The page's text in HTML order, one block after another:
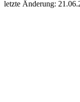
letzte Änderung: